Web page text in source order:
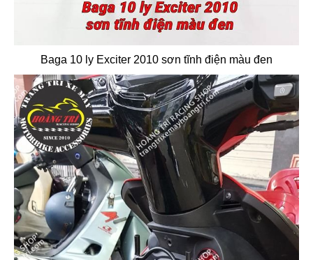
Baga 10 ly Exciter 2010 sơn tĩnh điện màu đen